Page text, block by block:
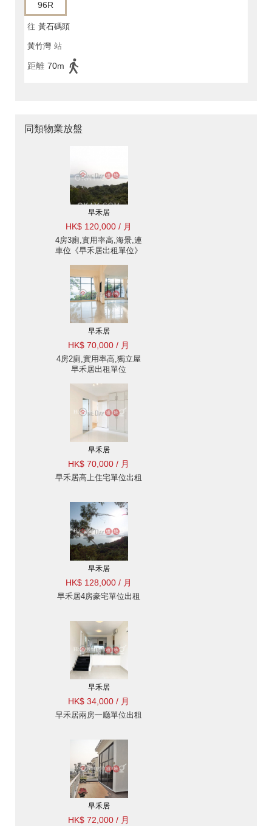
96R
往 黃石碼頭
黃竹灣 站
距離 70m
同類物業放盤
早禾居
HK$ 120,000 / 月
4房3廁,實用率高,海景,連
車位《早禾居出租單位》
早禾居
HK$ 70,000 / 月
4房2廁,實用率高,獨立屋
早禾居出租單位
早禾居
HK$ 70,000 / 月
早禾居高上住宅單位出租
早禾居
HK$ 128,000 / 月
早禾居4房豪宅單位出租
早禾居
HK$ 34,000 / 月
早禾居兩房一廳單位出租
早禾居
HK$ 72,000 / 月